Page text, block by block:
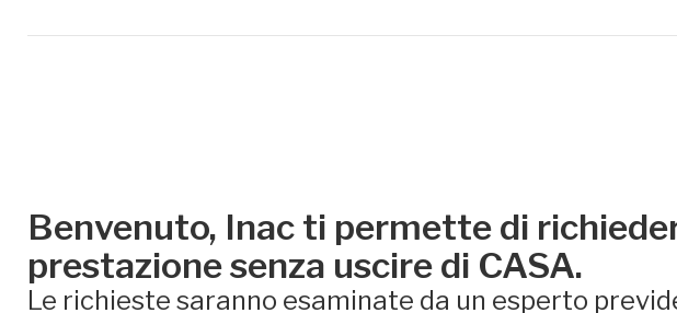
Benvenuto, Inac ti permette di
prestazione senza uscire di CASA.
Le richieste saranno esaminate da un esperto